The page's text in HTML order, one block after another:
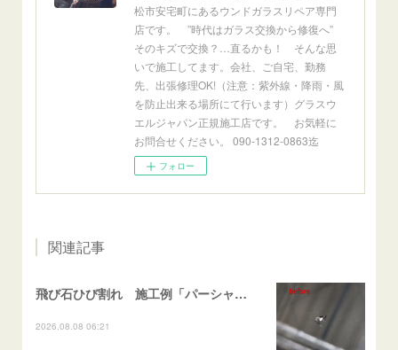
松市安宅町にあるウンドガラスリペア専門
店です。 ”時代はガラス交換から修復へ”
そのキズで交換？…直るかも！ そんな思
いで施工してます。会社、ご自宅、勤務
先、出張修理OK!（注意：紫外線・降雨・風
を防止出来る場所にて行います）グラスウ
エルジャパン正規施工店です。 お気軽に
お問合せください。 090-1312-0863迄
フォロー
関連記事
飛び石ひび割れ 施工例「パーシャル系・衝撃点範囲ハマカケ」エスティマ
2026.08.08 06:21